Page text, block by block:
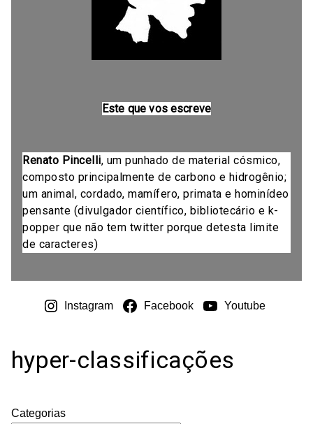
Este que vos escreve
Renato Pincelli, um punhado de material cósmico,
composto principalmente de carbono e hidrogênio;
um animal, cordado, mamífero, primata e hominídeo
pensante (divulgador científico, bibliotecário e k-
popper que não tem twitter porque detesta limite
de caracteres)
Instagram Facebook Youtube
hyper-classificações
Categorias